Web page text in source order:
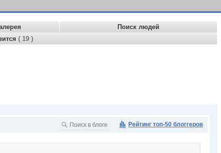
Поиск людей
( 19 )
Рейтинг топ-50 блоггеров